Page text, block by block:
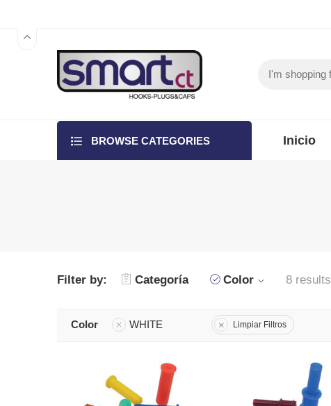
BROWSE CATEGORIES Inicio
Filter by: Categoría Color 8 results
Color WHITE Limpiar Filtros